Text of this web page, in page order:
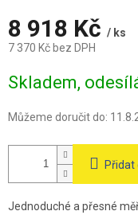
8 918 Kč / ks
7 370 Kč bez DPH
cena:
Skladem,
Můžeme doručit do:
Přidat
Jednoduché a přesné